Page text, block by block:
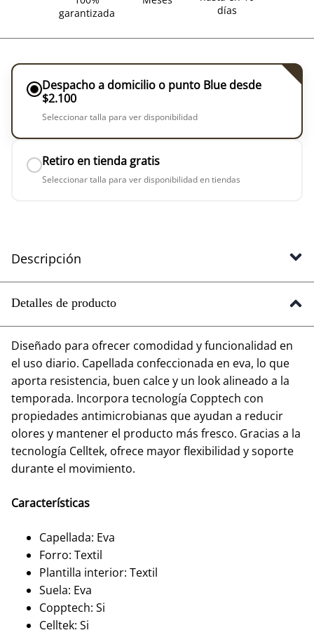
garantizada
días
Despacho a domicilio o punto Blue desde
$2.100
Seleccionar talla para ver disponibilidad
Retiro en tienda gratis
Seleccionar talla para ver disponibilidad en tiendas
Descripción
Detalles de producto
Diseñado para ofrecer comodidad y funcionalidad en
el uso diario. Capellada confeccionada en eva, lo que
aporta resistencia, buen calce y un look alineado a la
temporada. Incorpora tecnología Copptech con
propiedades antimicrobianas que ayudan a reducir
olores y mantener el producto más fresco. Gracias a la
tecnología Celltek, ofrece mayor flexibilidad y soporte
durante el movimiento.
Características
Capellada: Eva
Forro: Textil
Plantilla interior: Textil
Suela: Eva
Copptech: Si
Celltek: Si